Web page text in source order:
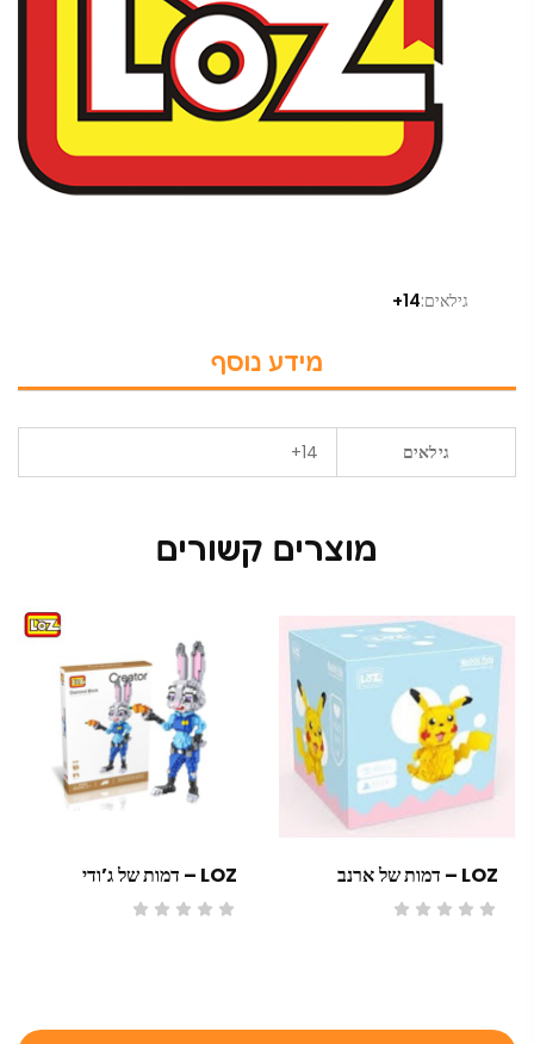
גילאים:14+
מידע נוסף
גילאים 14+
מוצרים קשורים
LOZ – דמות של ארנב LOZ – דמות של ג’ודי